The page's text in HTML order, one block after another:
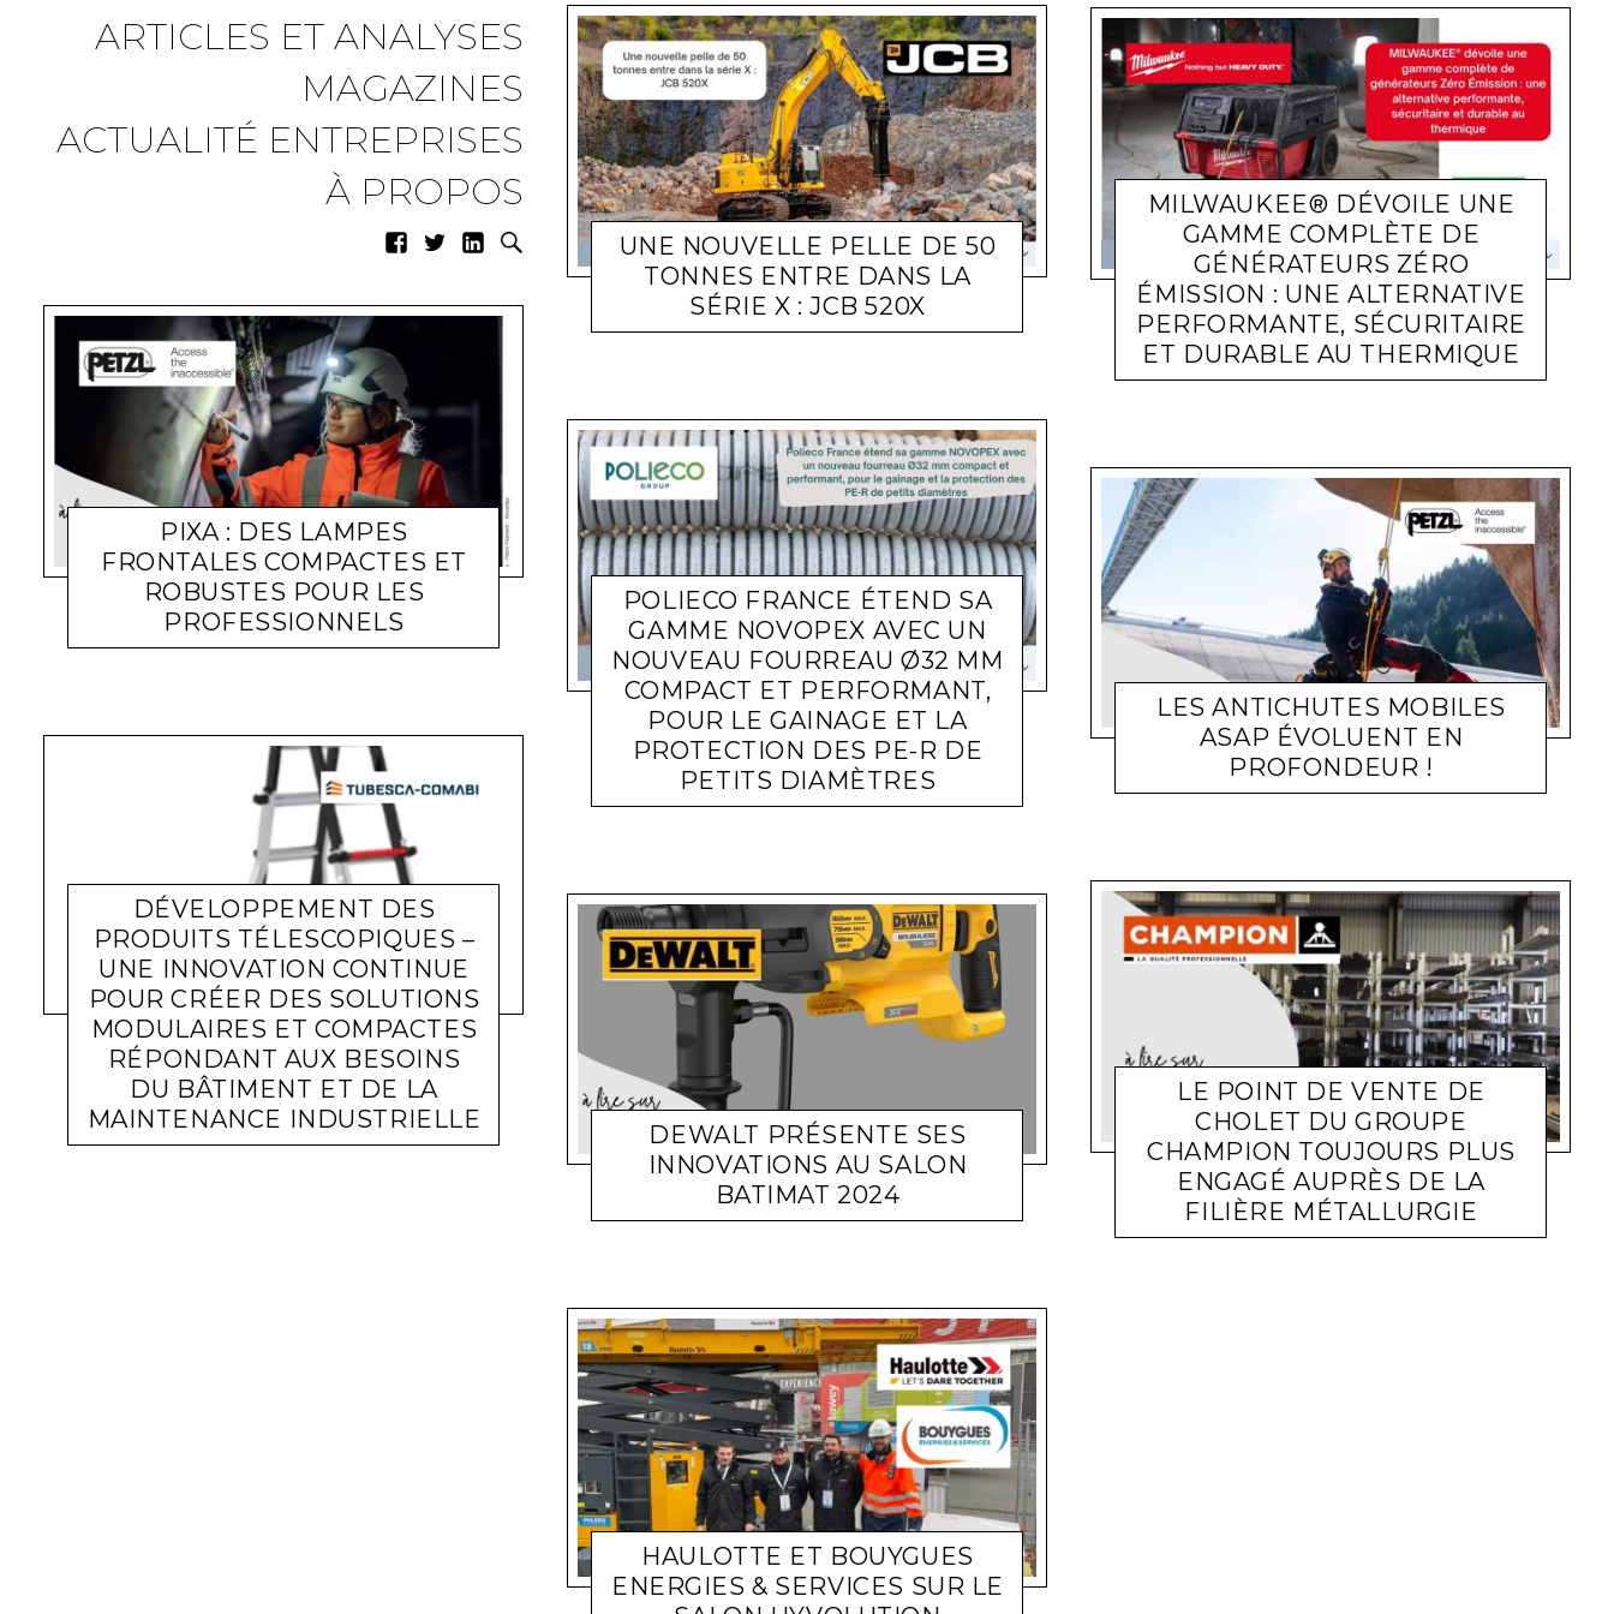
ARTICLES ET ANALYSES
MAGAZINES
ACTUALITÉ ENTREPRISES
À PROPOS
PIXA : DES LAMPES
FRONTALES COMPACTES ET
ROBUSTES POUR LES
PROFESSIONNELS
ACTUALITÉ ENTREPRISES LARA GASQUET 2 OCTOBRE 2025
DÉVELOPPEMENT DES
PRODUITS TÉLESCOPIQUES –
UNE INNOVATION CONTINUE
POUR CRÉER DES SOLUTIONS
MODULAIRES ET COMPACTES
RÉPONDANT AUX BESOINS
DU BÂTIMENT ET DE LA
MAINTENANCE INDUSTRIELLE
ACTUALITÉ ENTREPRISES LARA GASQUET 3 JUILLET 2023
UNE NOUVELLE PELLE DE 50
TONNES ENTRE DANS LA
SÉRIE X : JCB 520X
ACTUALITÉ ENTREPRISES LARA GASQUET 22 MAI 2026
POLIECO FRANCE ÉTEND SA
GAMME NOVOPEX AVEC UN
NOUVEAU FOURREAU Ø32 MM
COMPACT ET PERFORMANT,
POUR LE GAINAGE ET LA
PROTECTION DES PE-R DE
PETITS DIAMÈTRES
ACTUALITÉ ENTREPRISES LARA GASQUET 4 MAI 2026
DEWALT PRÉSENTE SES
INNOVATIONS AU SALON
BATIMAT 2024
ACTUALITÉ ENTREPRISES LARA GASQUET 30 OCTOBRE 2024
HAULOTTE ET BOUYGUES
ENERGIES & SERVICES SUR LE
MILWAUKEE® DÉVOILE UNE
GAMME COMPLÈTE DE
GÉNÉRATEURS ZÉRO
ÉMISSION : UNE ALTERNATIVE
PERFORMANTE, SÉCURITAIRE
ET DURABLE AU THERMIQUE
ACTUALITÉ ENTREPRISES LARA GASQUET 13 MAI 2026
LES ANTICHUTES MOBILES
ASAP ÉVOLUENT EN
PROFONDEUR !
ACTUALITÉ ENTREPRISES LARA GASQUET 9 MARS 2026
LE POINT DE VENTE DE
CHOLET DU GROUPE
CHAMPION TOUJOURS PLUS
ENGAGÉ AUPRÈS DE LA
FILIÈRE MÉTALLURGIE
ACTUALITÉ ENTREPRISES LARA GASQUET 5 OCTOBRE 2023